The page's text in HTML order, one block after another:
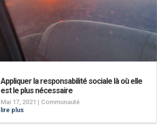
Appliquer la responsabilité sociale là où elle
est le plus nécessaire
Mai 17, 2021 | Communauté
lire plus